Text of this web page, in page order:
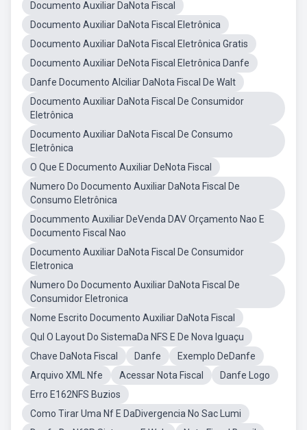
Documento Auxiliar DaNota Fiscal
Documento Auxiliar DaNota Fiscal Eletrônica
Documento Auxiliar DaNota Fiscal Eletrônica Gratis
Documento Auxiliar DeNota Fiscal Eletrônica Danfe
Danfe Documento Alciliar DaNota Fiscal De Walt
Documento Auxiliar DaNota Fiscal De Consumidor
Eletrônica
Documento Auxiliar DaNota Fiscal De Consumo
Eletrônica
O Que E Documento Auxiliar DeNota Fiscal
Numero Do Documento Auxiliar DaNota Fiscal De
Consumo Eletrônica
Docummento Auxiliar DeVenda DAV Orçamento Nao E
Documento Fiscal Nao
Documento Auxiliar DaNota Fiscal De Consumidor
Eletronica
Numero Do Documento Auxiliar DaNota Fiscal De
Consumidor Eletronica
Nome Escrito Documento Auxiliar DaNota Fiscal
Qul O Layout Do SistemaDa NFS E De Nova Iguaçu
Chave DaNota Fiscal
Danfe
Exemplo DeDanfe
Arquivo XML Nfe
Acessar Nota Fiscal
Danfe Logo
Erro E162NFS Buzios
Como Tirar Uma Nf E DaDivergencia No Sac Lumi